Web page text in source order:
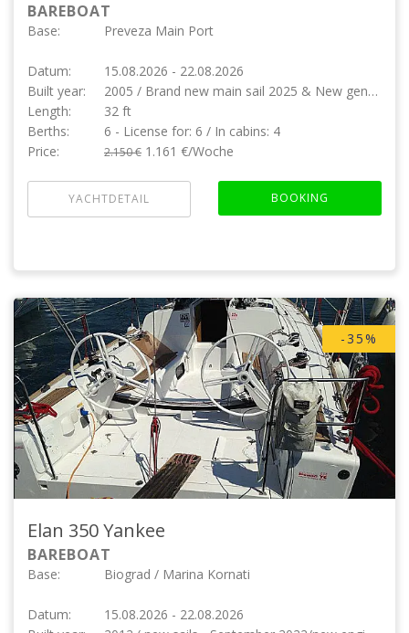
BAREBOAT
Base: Preveza Main Port
Datum:
15.08.2026 - 22.08.2026
Built year:
2005 / Brand new main sail 2025 & New genoa 2018
Length:
32 ft
Berths:
6 - License for: 6 / In cabins: 4
Price:
2.150 € 1.161 €/Woche
YACHTDETAIL BOOKING
-35%
Elan 350Yankee
BAREBOAT
Base: Biograd / Marina Kornati
Datum:
15.08.2026 - 22.08.2026